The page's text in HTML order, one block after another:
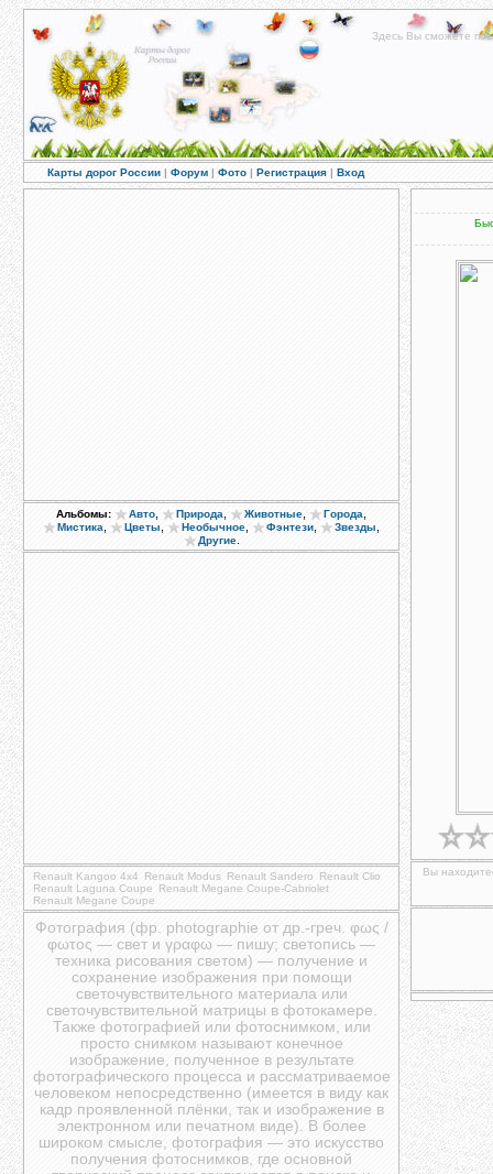
Здесь Вы сможете
Карты дорог России | Форум | Фото | Регистрация | Вход
Альбомы: Авто Природа Животные Города
Мистика Цветы Необычное Фэнтези Звезды
Другие.
Renault Kangoo 4x4 Renault Modus Renault Sandero
Renault Clio
Renault Laguna Coupe
Renault Megane Coupe-Cabriolet
Renault Megane Coupe
Фотография (фр. photographie от др.-греч. φως /
φωτος — свет и γραφω — пишу; светопись —
техника рисования светом) — получение и
сохранение изображения при помощи
светочувствительного материала или
светочувствительной матрицы в фотокамере.
Также фотографией или фотоснимком, или
просто снимком называют конечное
изображение, полученное в результате
фотографического процесса и рассматриваемое
человеком непосредственно (имеется в виду как
кадр проявленной плёнки, так и изображение в
электронном или печатном виде). В более
широком смысле, фотография — это искусство
получения фотоснимков, где основной
Вы